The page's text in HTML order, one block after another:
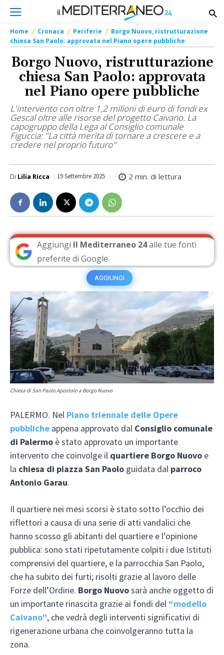
Home Cronaca Periferie
Borgo Nuovo, ristrutturazione
chiesa San Paolo: approvata nel Piano opere pubbliche
Borgo Nuovo, ristrutturazione
chiesa San Paolo: approvata
nel Piano opere pubbliche
L'intervento con oltre 1,2 milioni di euro di fondi ex
Gescal oltre alle risorse del progetto Caivano. La
capogruppo della Lega al Consiglio comunale
Figuccia: "La città merita di tornare a crescere e a
credere nel proprio futuro"
Di Lilia Ricca 19 Settembre 2025 2 min. di lettura
Aggiungi Il Mediterraneo 24alle tue fonti
preferite di Google.
AGGIUNGI
Chiesa di San Paolo Apostolo a Borgo Nuovo
PALERMO. Nel Piano triennale delle Opere
pubbliche appena approvato dal Consiglio comunale
di Palermo è stato approvato un importante
intervento che coinvolge il quartiere Borgo Nuovo e
la chiesa di piazza San Paolo guidata dal parroco
Antonio Garau.
Il quartiere nei mesi scorsi è stato sotto l’occhio dei
riflettori a causa di una serie di atti vandalici che
hanno scosso gli abitanti del quartiere e l’opinione
pubblica: sono stati ripetutamente colpiti i due Istituti
comprensivi del quartiere, e la parrocchia San Paolo,
che ha subito dei furti; risolti grazie al lavoro delle
Forze dell’Ordine. Borgo Nuovosarà anche oggetto di
un importante rinascita grazie ai fondi del “modello
Caivano”, che vedrà degli interventi significativi di
rigenerazione urbana che coinvolgeranno tutta la
zona.